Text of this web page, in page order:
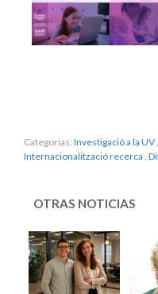
Categorias: Investigació a la UV
Internacionalització recerca
OTRAS NOTICIAS